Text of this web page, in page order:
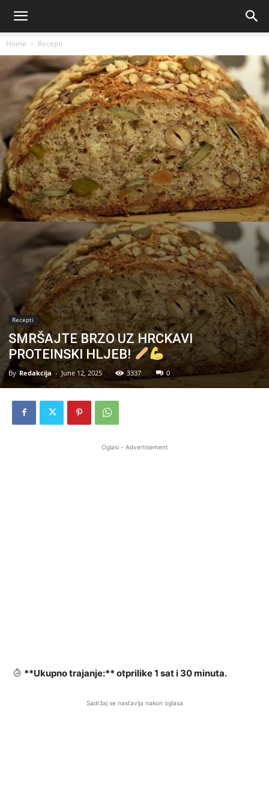
Home Recepti
Recepti
SMRŠAJTE BRZO UZ HRCKAVI
PROTEINSKI HLJEB!
By Redakcija - June 12, 2025 3337 0
Oglasi - Advertisement
**Ukupno trajanje:** otprilike 1 sat i 30 minuta.
Sadržaj se nastavlja nakon oglasa